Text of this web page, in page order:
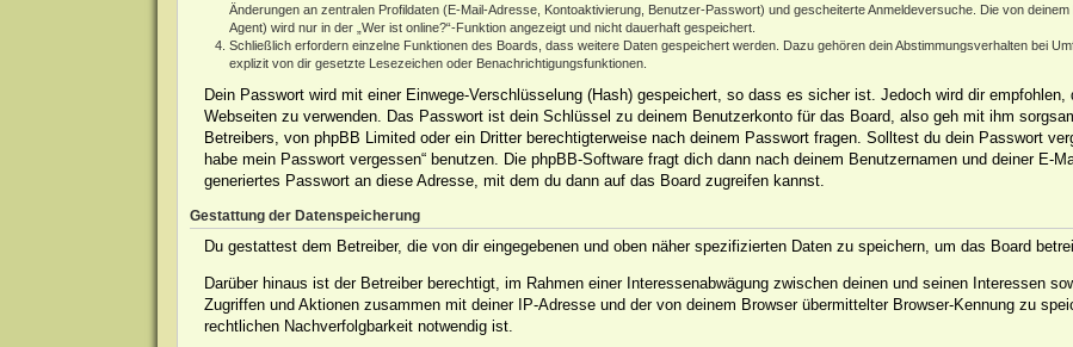
Änderungen an zentralen Profildaten (E-Mail-Adresse, Kontoaktivierung, Benutzer-Passwort) und gescheiterte Anmeldeversuche. Die von
Agent) wird nur in der „Wer ist online?“-Funktion angezeigt und nicht dauerhaft gespeichert.
Schließlich erfordern einzelne Funktionen des Boards, dass weitere Daten gespeichert werden. Dazu gehören dein Abstimmungsverhalten bei
explizit von dir gesetzte Lesezeichen oder Benachrichtigungsfunktionen.
Dein Passwort wird mit einer Einwege-Verschlüsselung (Hash) gespeichert, so dass es sicher ist. Jedoch wird dir
Webseiten zu verwenden. Das Passwort ist dein Schlüssel zu deinem Benutzerkonto für das Board, also geh mit ihm
Betreibers, von phpBB Limited oder ein Dritter berechtigterweise nach deinem Passwort fragen. Solltest du dein Passwort
habe mein Passwort vergessen“ benutzen. Die phpBB-Software fragt dich dann nach deinem Benutzernamen und deiner E-
generiertes Passwort an diese Adresse, mit dem du dann auf das Board zugreifen kannst.
Gestattung der Datenspeicherung
Du gestattest dem Betreiber, die von dir eingegebenen und oben näher spezifizierten Daten zu speichern, um das Board
Darüber hinaus ist der Betreiber berechtigt, im Rahmen einer Interessenabwägung zwischen deinen und seinen Interessen
Zugriffen und Aktionen zusammen mit deiner IP-Adresse und der von deinem Browser übermittelter Browser-Kennung zu
rechtlichen Nachverfolgbarkeit notwendig ist.